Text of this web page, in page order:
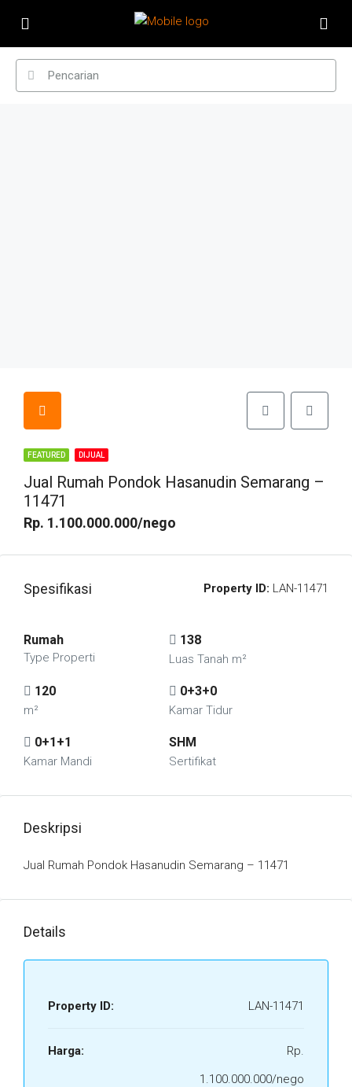
FEATURED DIJUAL
Jual Rumah Pondok Hasanudin Semarang –
11471
Rp. 1.100.000.000/nego
Spesifikasi Property ID: LAN-11471
Rumah
Type Properti
138
Luas Tanah m²
120
m²
0+3+0
Kamar Tidur
0+1+1
Kamar Mandi
SHM
Sertifikat
Deskripsi
Jual Rumah Pondok Hasanudin Semarang – 11471
Details
Property ID: LAN-11471
Harga:
Rp.
1.100.000.000/nego